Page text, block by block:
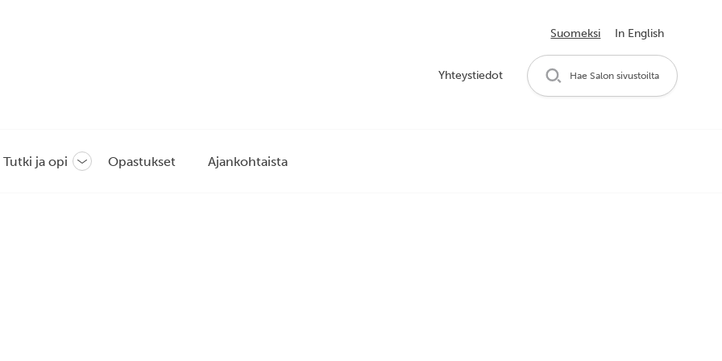
Suomeksi In English
Yhteystiedot Hae Salon sivustoilta
Tutki ja opi Avaa
Opastukset Ajankohtaista